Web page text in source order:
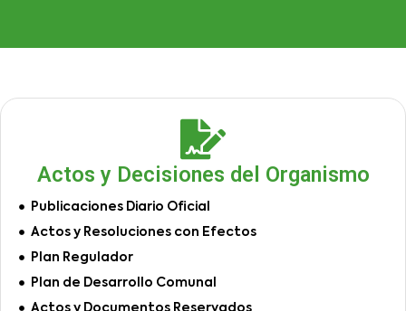
Actos y Decisiones del Organismo
Publicaciones Diario Oficial
Actos y Resoluciones con Efectos
Plan Regulador
Plan de Desarrollo Comunal
Actos y Documentos Reservados